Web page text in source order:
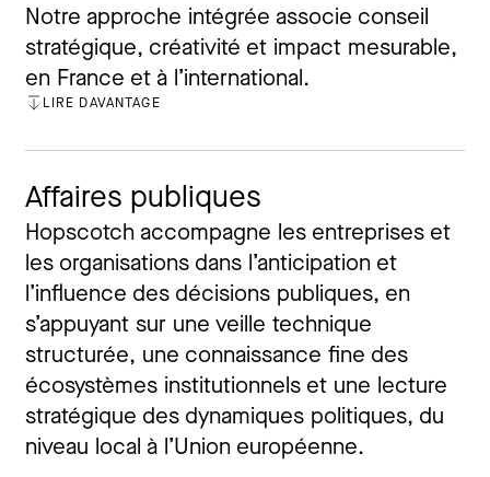
Notre approche intégrée associe conseil
stratégique, créativité et impact mesurable,
en France et à l’international.
LIRE DAVANTAGE
Affaires publiques
Hopscotch accompagne les entreprises et
les organisations dans l’anticipation et
l’influence des décisions publiques, en
s’appuyant sur une veille technique
structurée, une connaissance fine des
écosystèmes institutionnels et une lecture
stratégique des dynamiques politiques, du
niveau local à l’Union européenne.